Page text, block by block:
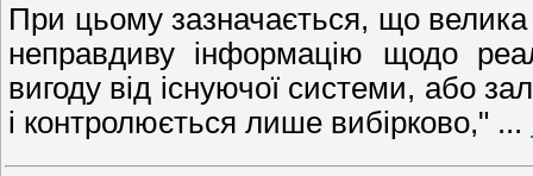
При цьому зазначається, що велика
неправдиву інформацію щодо
вигоду від існуючої системи, або
і контролюється лише вибірково," ...